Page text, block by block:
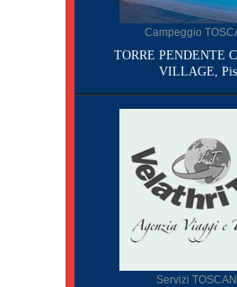
Campeggio
TORRE PENDENTE
VILLAGE,
Servizi